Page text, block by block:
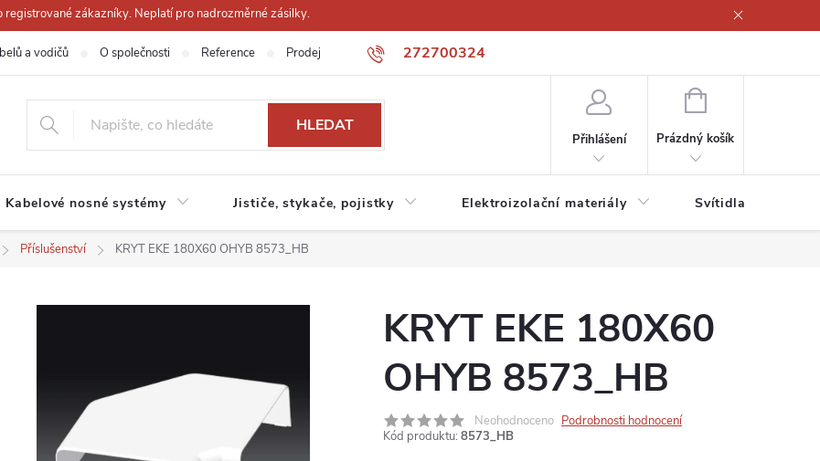
zákazníky. Neplatí pro nadrozměrné zásilky.
272700324
a vodičů O společnosti Reference Prodejna Obchodní podmínky
HLEDAT
Přihlášení
NÁKUPNÍ
Prázdný košík
Kabelové nosné systémy Jističe, stykače, pojistky Elektroizolační materiály Svítidla a zdroje
Příslušenství KRYT EKE 180X60 OHYB 8573_HB
KRYT EKE 180X60
OHYB 8573_HB
Neohodnoceno Podrobnosti hodnocení
Kód produktu: 8573_HB